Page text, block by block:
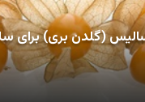
(گلدن بری) برای